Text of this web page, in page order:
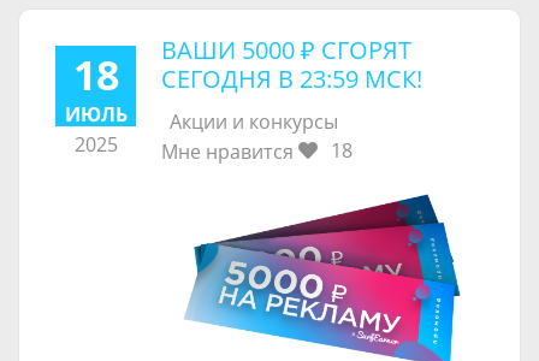
18
ИЮЛЬ
2025
ВАШИ 5000 ₽ СГОРЯТ
СЕГОДНЯ В 23:59 МСК!
Акции и конкурсы
Мне нравится
18